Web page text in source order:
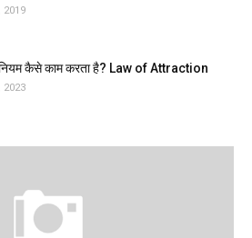
2019
कैसे काम करता है? Law of Attraction
2023